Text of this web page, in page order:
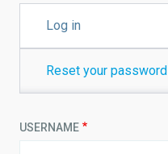
TABSLog in
Reset your password
USERNAME